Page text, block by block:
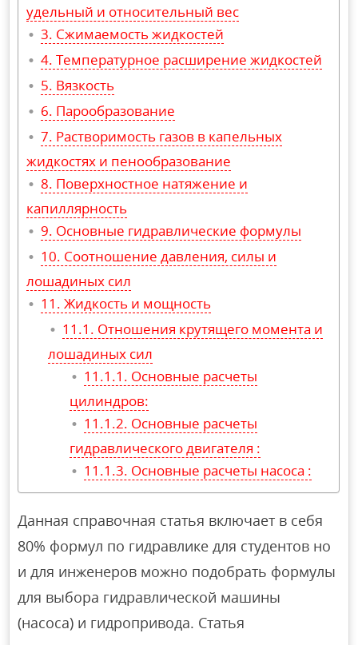
удельный и относительный вес
Сжимаемость жидкостей
Температурное расширение жидкостей
Вязкость
Парообразование
Растворимость газов в капельных
жидкостях и пенообразование
Поверхностное натяжение и
капиллярность
Основные гидравлические формулы
Соотношение давления, силы и
лошадиных сил
Жидкость и мощность
Отношения крутящего момента и
лошадиных сил
Основные расчеты
цилиндров:
Основные расчеты
гидравлического двигателя :
Основные расчеты насоса :
Данная справочная статья включает в себя
80% формул по гидравлике для студентов но
и для инженеров можно подобрать формулы
для выбора гидравлической машины
(насоса) и гидропривода. Статья